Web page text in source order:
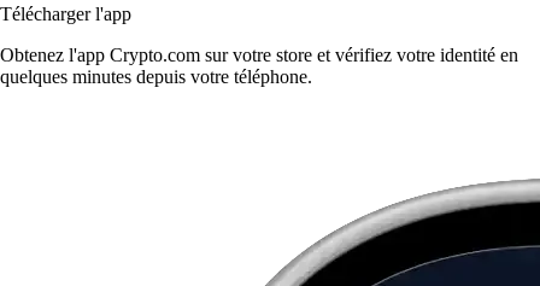
Télécharger l'app
Obtenez l'app Crypto.com sur votre store et vérifiez votre identité en
quelques minutes depuis votre téléphone.